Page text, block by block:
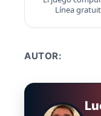
Línea
AUTOR: